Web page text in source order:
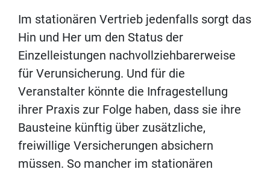
Im stationären Vertrieb jedenfalls sorgt das
Hin und Her um den Status der
Einzelleistungen nachvollziehbarerweise
für Verunsicherung. Und für die
Veranstalter könnte die Infragestellung
ihrer Praxis zur Folge haben, dass sie ihre
Bausteine künftig über zusätzliche,
freiwillige Versicherungen absichern
müssen. So mancher im stationären